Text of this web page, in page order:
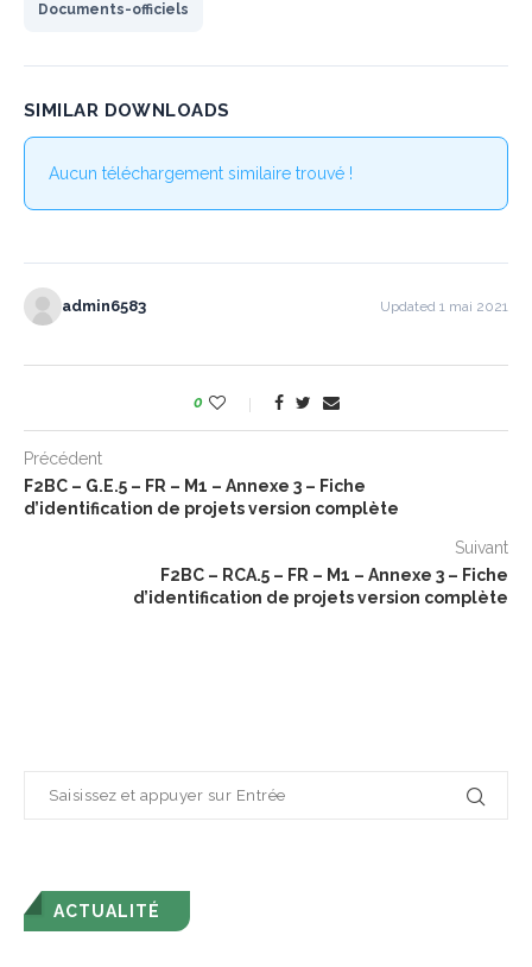
Documents-officiels
SIMILAR DOWNLOADS
Aucun téléchargement similaire trouvé !
admin6583 Updated 1 mai 2021
0
Précédent
F2BC – G.E.5 – FR – M1 – Annexe 3 – Fiche
d’identification de projets version complète
Suivant
F2BC – RCA.5 – FR – M1 – Annexe 3 – Fiche
d’identification de projets version complète
ACTUALITÉ